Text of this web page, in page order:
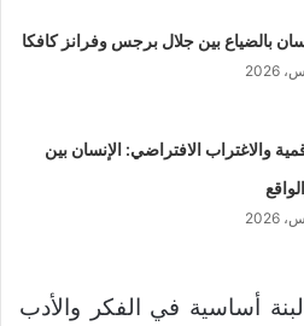
بالضياع بين جلال برجس وفرانز كافكا
والاغتراب الافتراضي: الإنسان بين
أساسية في الفكر والأدب